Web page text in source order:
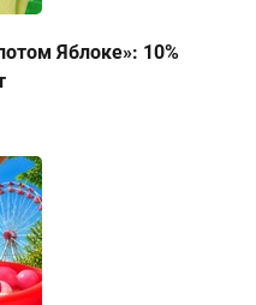
Яблоке»: 10%